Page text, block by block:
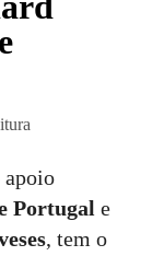
apoio
Portugal e
, tem o